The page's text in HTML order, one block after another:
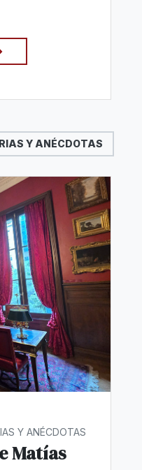
Y ANÉCDOTAS
Y ANÉCDOTAS
Matías